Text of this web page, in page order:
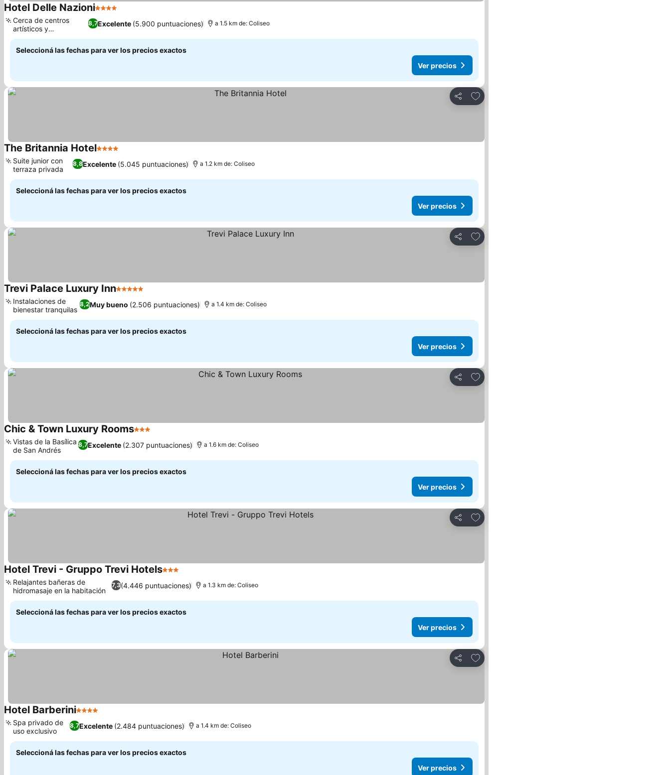
Hotel Delle Nazioni4 Estrellas
8,7Excelente (5.900 puntuaciones)
Cerca de centros
artísticos y
comerciales
a 1.5 km de: Coliseo
Seleccioná las fechas para ver los precios exactos
Ver precios
Compartir
Añadir a favoritos
The Britannia Hotel4 Estrellas
8,8Excelente (5.045 puntuaciones)
Suite junior con
terraza privada
a 1.2 km de: Coliseo
Seleccioná las fechas para ver los precios exactos
Ver precios
Compartir
Añadir a favoritos
Trevi Palace Luxury Inn5 Estrellas
8,2Muy bueno (2.506 puntuaciones)
Instalaciones de
bienestar tranquilas
a 1.4 km de: Coliseo
Seleccioná las fechas para ver los precios exactos
Ver precios
Compartir
Añadir a favoritos
Chic & Town Luxury Rooms3 Estrellas
8,7Excelente (2.307 puntuaciones)
Vistas de la Basílica
de San Andrés
a 1.6 km de: Coliseo
Seleccioná las fechas para ver los precios exactos
Ver precios
Compartir
Añadir a favoritos
Hotel Trevi - Gruppo Trevi Hotels3 Estrellas
7,3(4.446 puntuaciones)
Relajantes bañeras de
hidromasaje en la habitación
a 1.3 km de: Coliseo
Seleccioná las fechas para ver los precios exactos
Ver precios
Compartir
Añadir a favoritos
Hotel Barberini4 Estrellas
8,7Excelente (2.484 puntuaciones)
Spa privado de
uso exclusivo
a 1.4 km de: Coliseo
Seleccioná las fechas para ver los precios exactos
Ver precios